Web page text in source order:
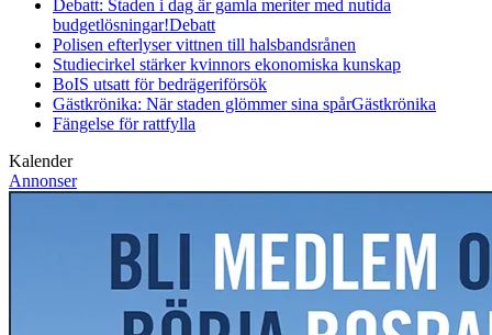
Debatt: Staden i dag är gamla meriter med nutida
budgetlösningar!Debatt
Polisen efterlyser vittnen till halsbandsrånen
Studiecirkel stärker kvinnors ekonomiska kunskap
BoIS utsatt för bedrägeriförsök
Gästkrönika: När staden glömmer sina spårGästkrönika
Fängelse för rattfylla
Kalender
Annonser